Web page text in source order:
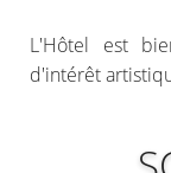
L'Hôtel est
d'intérêt